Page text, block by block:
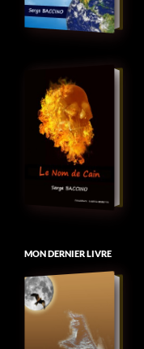
MON DERNIER LIVRE